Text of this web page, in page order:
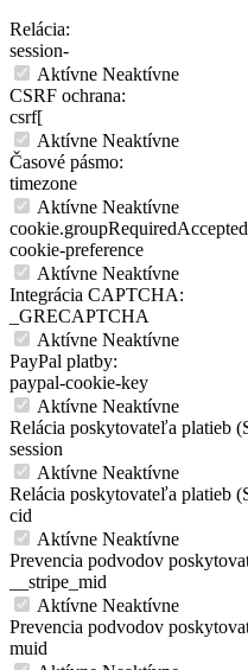
Relácia:
session-
Aktívne Neaktívne
CSRF ochrana:
csrf[
Aktívne Neaktívne
Časové pásmo:
timezone
Aktívne Neaktívne
cookie-preference
Aktívne Neaktívne
Integrácia CAPTCHA:
_GRECAPTCHA
Aktívne Neaktívne
PayPal platby:
paypal-cookie-key
Aktívne Neaktívne
Relácia poskytovateľa platieb
session
Aktívne Neaktívne
Relácia poskytovateľa platieb
cid
Aktívne Neaktívne
Prevencia podvodov
__stripe_mid
Aktívne Neaktívne
Prevencia podvodov
muid